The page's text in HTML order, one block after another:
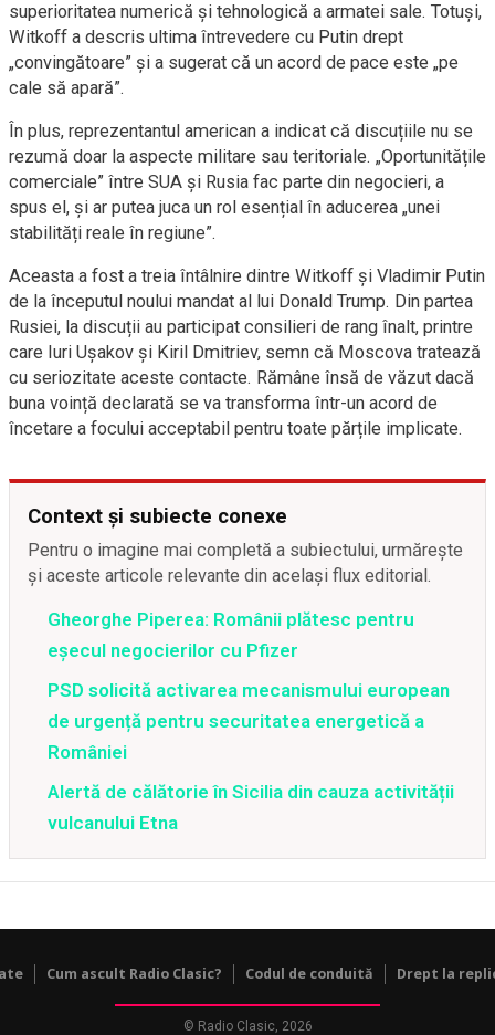
superioritatea numerică și tehnologică a armatei sale. Totuși,
Witkoff a descris ultima întrevedere cu Putin drept
„convingătoare” și a sugerat că un acord de pace este „pe
cale să apară”.
În plus, reprezentantul american a indicat că discuțiile nu se
rezumă doar la aspecte militare sau teritoriale. „Oportunitățile
comerciale” între SUA și Rusia fac parte din negocieri, a
spus el, și ar putea juca un rol esențial în aducerea „unei
stabilități reale în regiune”.
Aceasta a fost a treia întâlnire dintre Witkoff și Vladimir Putin
de la începutul noului mandat al lui Donald Trump. Din partea
Rusiei, la discuții au participat consilieri de rang înalt, printre
care Iuri Ușakov și Kiril Dmitriev, semn că Moscova tratează
cu seriozitate aceste contacte. Rămâne însă de văzut dacă
buna voință declarată se va transforma într-un acord de
încetare a focului acceptabil pentru toate părțile implicate.
Context și subiecte conexe
Pentru o imagine mai completă a subiectului, urmărește
și aceste articole relevante din același flux editorial.
Gheorghe Piperea: Românii plătesc pentru
eșecul negocierilor cu Pfizer
PSD solicită activarea mecanismului european
de urgență pentru securitatea energetică a
României
Alertă de călătorie în Sicilia din cauza activității
vulcanului Etna
Cum ascult Radio Clasic? Codul de conduită Drept la
© Radio Clasic, 2026